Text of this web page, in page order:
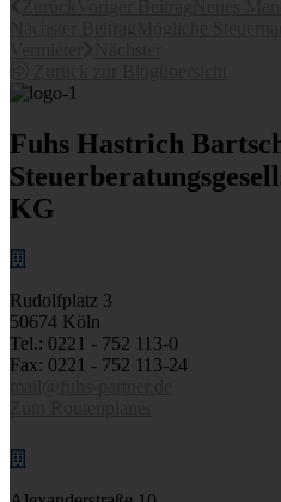
Fuhs Hastrich
KG
Rudolfplatz 3
50674 Köln
Tel.: 0221 - 752 113-0
Fax: 0221 - 752 113-24